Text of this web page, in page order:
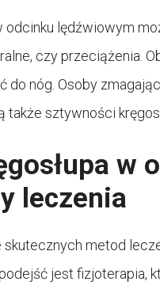
lędźwiowym
czy przeciążenia.
do nóg. Osoby
także sztywności
w
leczenia
metod
jest fizjoterapia,